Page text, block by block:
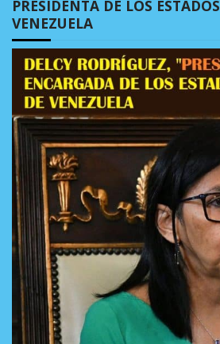
PRESIDENTA DE LOS
VENEZUELA